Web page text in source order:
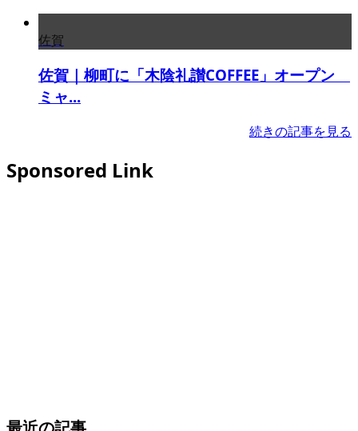
佐賀
佐賀｜柳町に「木陰礼讃COFFEE」オープン
ミャ...
続きの記事を見る
Sponsored Link